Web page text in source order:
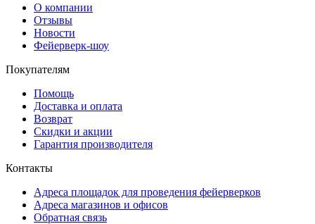
О компании
Отзывы
Новости
Фейерверк-шоу
Покупателям
Помощь
Доставка и оплата
Возврат
Скидки и акции
Гарантия производителя
Контакты
Адреса площадок для проведения фейерверков
Адреса магазинов и офисов
Обратная связь